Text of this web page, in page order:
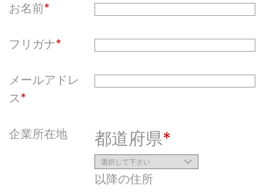
お名前
フリガナ
メールアドレ
ス
企業所在地 都道府県
以降の住所